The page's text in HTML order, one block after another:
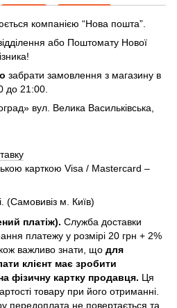
компанією “Нова пошта”.
або Поштомату Нової
забрати замовлення з магазину в
до 21:00.
вул. Велика Васильківська,
карткою Visa / Mastercard –
(Самовивіз м. Київ)
платіж). Служба доставки
платежу у розмірі 20 грн + 2%
важливо знати, що для
клієнт має зробити
фізичну картку продавця. Ця
товару при його отриманні.
передоплата не повертається та